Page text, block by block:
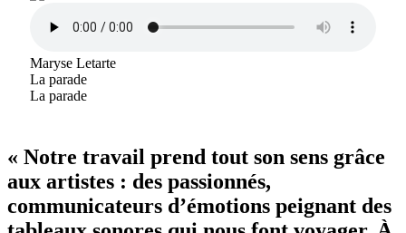
Maryse Letarte
La parade
La parade
« Notre travail prend tout son sens grâce
aux artistes : des passionnés,
communicateurs d’émotions peignant des